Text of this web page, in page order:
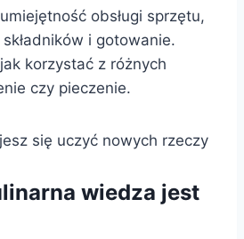
obsługi sprzętu,
i gotowanie.
korzystać z różnych
czy pieczenie.
się uczyć nowych rzeczy
wiedza jest